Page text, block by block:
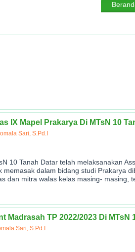
IX Mapel Prakarya Di MTsN 10
Sari, S.Pd.I
10 Tanah Datar telah melaksanakan
memasak dalam bidang studi Prakarya
dan mitra walas kelas masing-
Madrasah TP 2022/2023 Di MTsN
Sari, S.Pd.I